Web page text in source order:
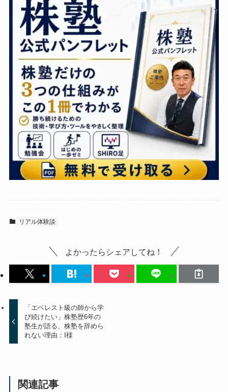
リアル体験談
よかったらシェアしてね！
「エベレスト級の師から学
び続けたい」株塾歴6年の
塾生が語る、株塾を辞めら
れない理由：I様
関連記事